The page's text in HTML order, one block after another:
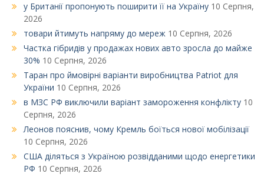
у Британії пропонують поширити її на Україну 10 Серпня,
2026
товари йтимуть напряму до мереж 10 Серпня, 2026
Частка гібридів у продажах нових авто зросла до майже
30% 10 Серпня, 2026
Таран про ймовірні варіанти виробництва Patriot для
України 10 Серпня, 2026
в МЗС РФ виключили варіант замороження конфлікту 10
Серпня, 2026
Леонов пояснив, чому Кремль боїться нової мобілізації
10 Серпня, 2026
США діляться з Україною розвідданими щодо енергетики
РФ 10 Серпня, 2026